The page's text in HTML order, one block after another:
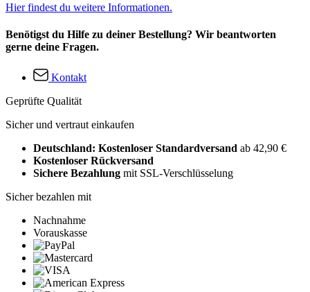
Hier findest du weitere Informationen.
Benötigst du Hilfe zu deiner Bestellung? Wir beantworten
gerne deine Fragen.
Kontakt
Geprüfte Qualität
Sicher und vertraut einkaufen
Deutschland: Kostenloser Standardversand ab 42,90 €
Kostenloser Rückversand
Sichere Bezahlung mit SSL-Verschlüsselung
Sicher bezahlen mit
Nachnahme
Vorauskasse